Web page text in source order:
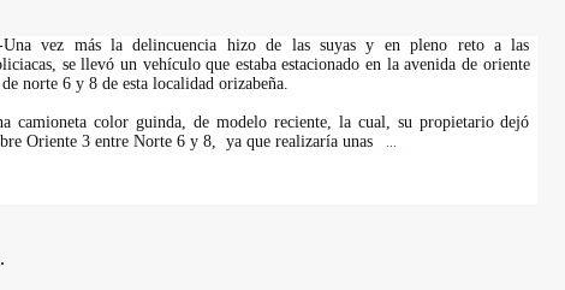
Una vez más la delincuencia hizo de las suyas y en pleno reto a las
se llevó un vehículo que estaba estacionado en la avenida de oriente
norte 6 y 8 de esta localidad orizabeña.
camioneta color guinda, de modelo reciente, la cual, su propietario dejó
Oriente 3 entre Norte 6 y 8, ya que realizaría unas